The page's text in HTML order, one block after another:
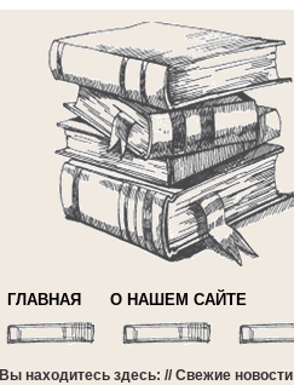
ГЛАВНАЯ О НАШЕМ САЙТЕ
Вы находитесь здесь: //Свежие новости